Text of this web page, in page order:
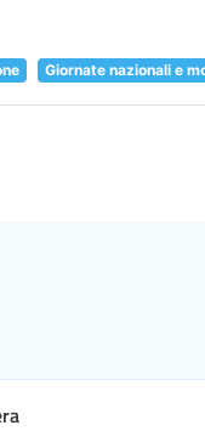
Giornate nazionali e